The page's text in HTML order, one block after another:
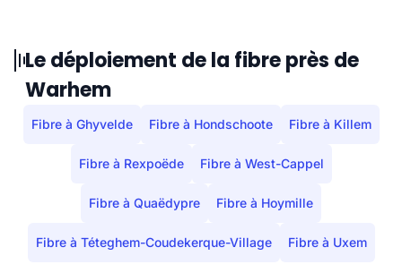
Le déploiement de la fibre près de
Warhem
Fibre à Ghyvelde Fibre à Hondschoote Fibre à Killem
Fibre à Rexpoëde Fibre à West-Cappel
Fibre à Quaëdypre Fibre à Hoymille
Fibre à Téteghem-Coudekerque-Village Fibre à Uxem